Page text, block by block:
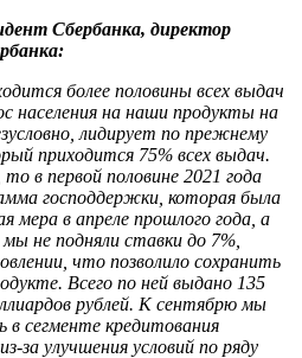
Сбербанка, директор
более половины всех выдач
населения на наши продукты на
лидирует по прежнему
приходится 75% всех выдач.
в первой половине 2021 года
господдержки, которая была
мера в апреле прошлого года, а
мы не подняли ставки до 7%,
что позволило сохранить
Всего по ней выдано 135
рублей. К сентябрю мы
в сегменте кредитования
за улучшения условий по ряду